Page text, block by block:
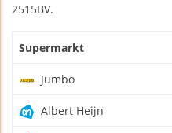
2515BV.
Supermarkt
Jumbo
Albert Heijn